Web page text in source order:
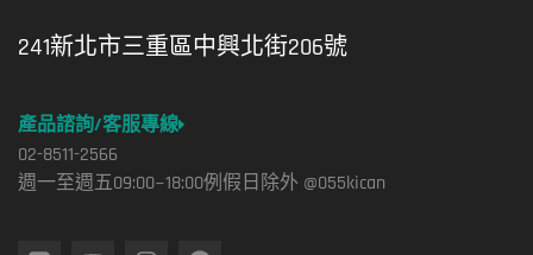
241新北市三重區中興北街206號
產品諮詢/客服專線
02-8511-2566
週一至週五09:00~18:00例假日除外 @055kican